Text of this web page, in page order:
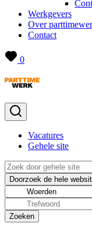
Werkgevers
Over
Contact
0
Vacatures
Gehele site